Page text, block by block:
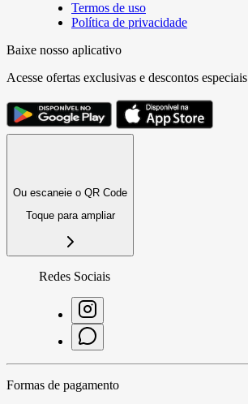
Termos de uso
Política de privacidade
Baixe nosso aplicativo
Acesse ofertas exclusivas e descontos especiais
Ou escaneie o QR Code
Toque para ampliar
Redes Sociais
Formas de pagamento